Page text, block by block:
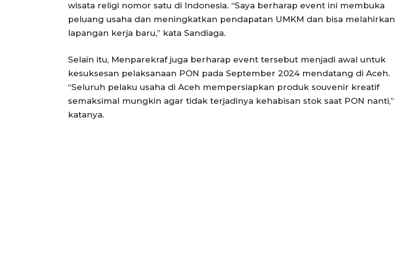
wisata religi nomor satu di Indonesia. “Saya berharap event ini membuka
peluang usaha dan meningkatkan pendapatan UMKM dan bisa melahirkan
lapangan kerja baru,” kata Sandiaga.
Selain itu, Menparekraf juga berharap event tersebut menjadi awal untuk
kesuksesan pelaksanaan PON pada September 2024 mendatang di Aceh.
“Seluruh pelaku usaha di Aceh mempersiapkan produk souvenir kreatif
semaksimal mungkin agar tidak terjadinya kehabisan stok saat PON nanti,”
katanya.